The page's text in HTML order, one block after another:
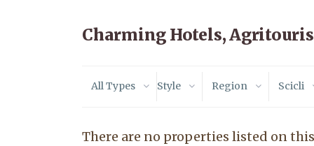
Charming Hotels,
All Types Style Region Scicli
There are no properties listed on